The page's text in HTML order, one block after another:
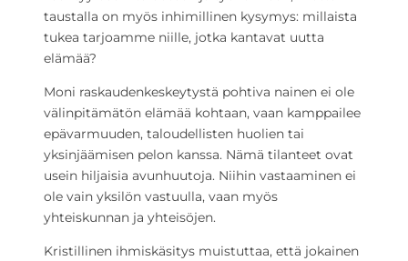
taustalla on myös inhimillinen kysymys: millaista
tukea tarjoamme niille, jotka kantavat uutta
elämää?
Moni raskaudenkeskeytystä pohtiva nainen ei ole
välinpitämätön elämää kohtaan, vaan kamppailee
epävarmuuden, taloudellisten huolien tai
yksinjäämisen pelon kanssa. Nämä tilanteet ovat
usein hiljaisia avunhuutoja. Niihin vastaaminen ei
ole vain yksilön vastuulla, vaan myös
yhteiskunnan ja yhteisöjen.
Kristillinen ihmiskäsitys muistuttaa, että jokainen